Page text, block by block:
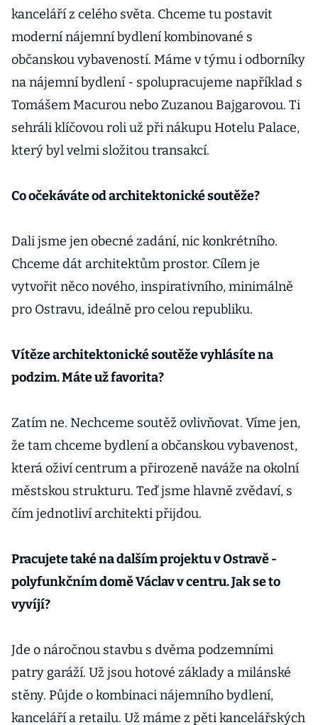
kanceláří z celého světa. Chceme tu postavit
moderní nájemní bydlení kombinované s
občanskou vybaveností. Máme v týmu i odborníky
na nájemní bydlení - spolupracujeme například s
Tomášem Macurou nebo Zuzanou Bajgarovou. Ti
sehráli klíčovou roli už při nákupu Hotelu Palace,
který byl velmi složitou transakcí.
Co očekáváte od architektonické soutěže?
Dali jsme jen obecné zadání, nic konkrétního.
Chceme dát architektům prostor. Cílem je
vytvořit něco nového, inspirativního, minimálně
pro Ostravu, ideálně pro celou republiku.
Vítěze architektonické soutěže vyhlásíte na
podzim. Máte už favorita?
Zatím ne. Nechceme soutěž ovlivňovat. Víme jen,
že tam chceme bydlení a občanskou vybavenost,
která oživí centrum a přirozeně naváže na okolní
městskou strukturu. Teď jsme hlavně zvědaví, s
čím jednotliví architekti přijdou.
Pracujete také na dalším projektu v Ostravě -
polyfunkčním domě Václav v centru. Jak se to
vyvíjí?
Jde o náročnou stavbu s dvěma podzemními
patry garáží. Už jsou hotové základy a milánské
stěny. Půjde o kombinaci nájemního bydlení,
kanceláří a retailu. Už máme z pěti kancelářských